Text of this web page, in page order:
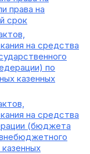
права на
срок
на средства
по
казенных
на средства
(бюджета